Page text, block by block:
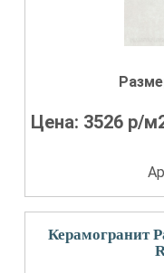
Цена: 3526 р/
Керамогранит